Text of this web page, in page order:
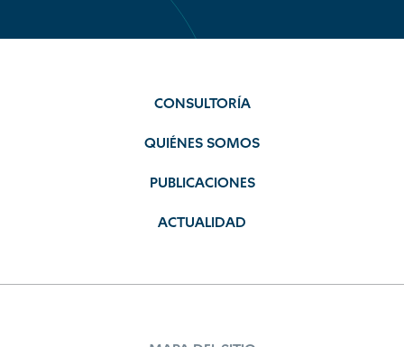
CONSULTORÍA
QUIÉNES SOMOS
PUBLICACIONES
ACTUALIDAD